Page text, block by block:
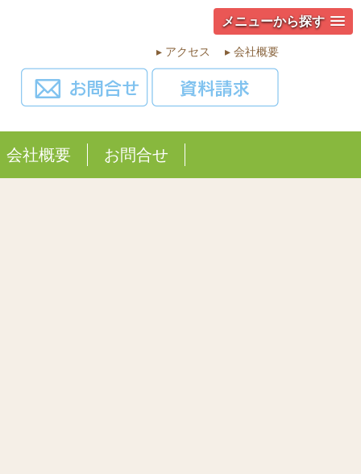
メニューから探す
▸ アクセス ▸ 会社概要
会社概要 お問合せ